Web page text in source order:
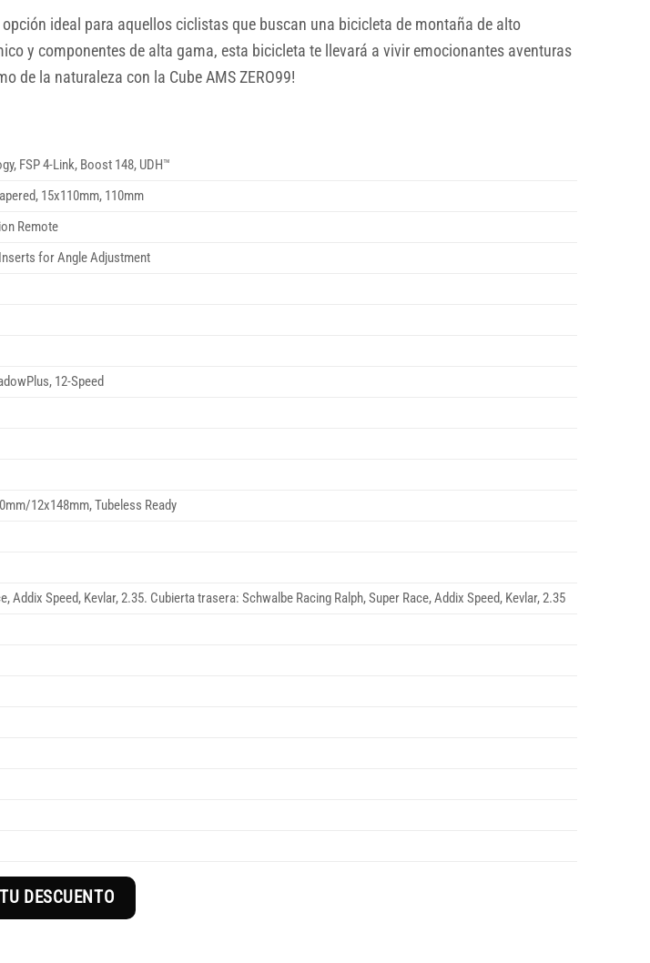
ideal para aquellos ciclistas que buscan una bicicleta de montaña de alto
y componentes de alta gama, esta bicicleta te llevará a vivir emocionantes aventuras
de la naturaleza con la Cube AMS ZERO99!
FSP 4-Link, Boost 148, UDH™
15x110mm, 110mm
Remote
for Angle Adjustment
12-Speed
12x148mm, Tubeless Ready
Addix Speed, Kevlar, 2.35. Cubierta trasera: Schwalbe Racing Ralph, Super Race, Addix Speed, Kevlar, 2.35
DESCUENTO